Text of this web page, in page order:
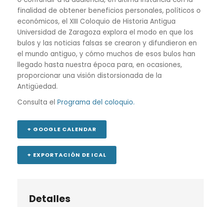
finalidad de obtener beneficios personales, políticos o
económicos, el XIII Coloquio de Historia Antigua
Universidad de Zaragoza explora el modo en que los
bulos y las noticias falsas se crearon y difundieron en
el mundo antiguo, y cómo muchos de esos bulos han
llegado hasta nuestra época para, en ocasiones,
proporcionar una visión distorsionada de la
Antigüedad.
Consulta el Programa del coloquio.
+ GOOGLE CALENDAR
+ EXPORTACIÓN DE ICAL
Detalles